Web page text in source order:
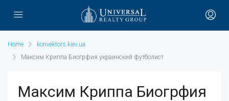
Home
konvektors.kiev.ua
Максим Криппа Биогрфия украинский футболист
Максим Криппа Биогрфия